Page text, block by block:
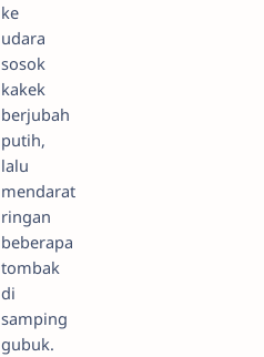
ke
udara
sosok
kakek
berjubah
putih,
lalu
mendarat
ringan
beberapa
tombak
di
samping
gubuk.